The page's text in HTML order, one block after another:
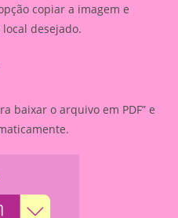
copiar a imagem e
desejado.
baixar o arquivo em PDF” e